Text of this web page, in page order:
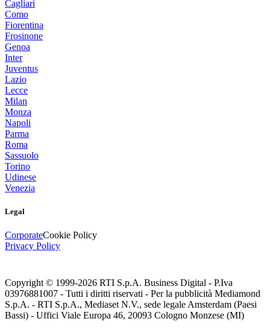
Cagliari
Como
Fiorentina
Frosinone
Genoa
Inter
Juventus
Lazio
Lecce
Milan
Monza
Napoli
Parma
Roma
Sassuolo
Torino
Udinese
Venezia
Legal
CorporateCookie Policy
Privacy Policy
Copyright © 1999-2026 RTI S.p.A. Business Digital - P.Iva
03976881007 - Tutti i diritti riservati - Per la pubblicità Mediamond
S.p.A. - RTI S.p.A., Mediaset N.V., sede legale Amsterdam (Paesi
Bassi) - Uffici Viale Europa 46, 20093 Cologno Monzese (MI)